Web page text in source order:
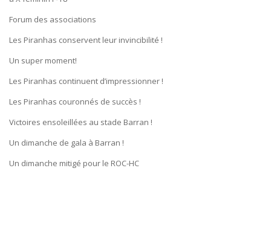
Forum des associations
Les Piranhas conservent leur invincibilité !
Un super moment!
Les Piranhas continuent d’impressionner !
Les Piranhas couronnés de succès !
Victoires ensoleillées au stade Barran !
Un dimanche de gala à Barran !
Un dimanche mitigé pour le ROC-HC